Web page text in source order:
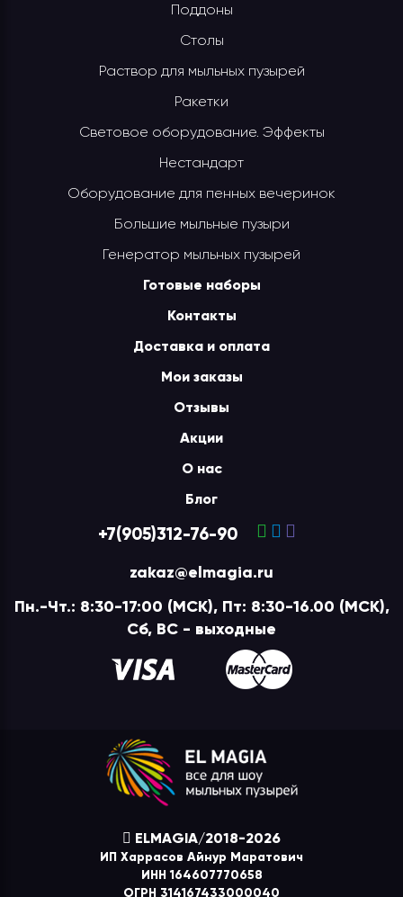
Поддоны
Столы
Раствор для мыльных пузырей
Ракетки
Световое оборудование. Эффекты
Нестандарт
Оборудование для пенных вечеринок
Большие мыльные пузыри
Генератор мыльных пузырей
Готовые наборы
Контакты
Доставка и оплата
Мои заказы
Отзывы
Акции
О нас
Блог
+7(905)312-76-90
zakaz@elmagia.ru
Пн.-Чт.: 8:30-17:00 (МСК), Пт: 8:30-16.00 (МСК),
Сб, ВС - выходные
ELMAGIA/2018-2026
ИП Харрасов Айнур Маратович
ИНН 164607770658
ОГРН 314167433000040